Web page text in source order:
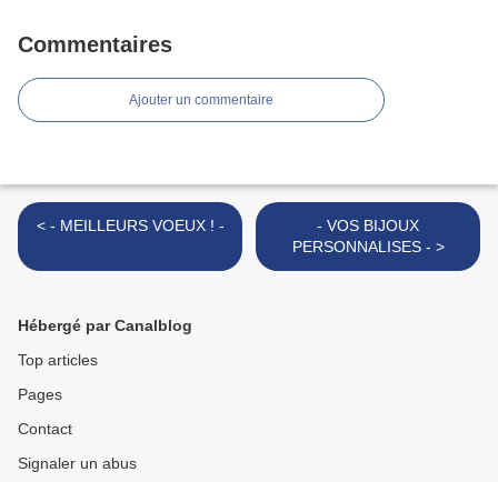
Commentaires
Ajouter un commentaire
< - MEILLEURS VOEUX ! -
- VOS BIJOUX
PERSONNALISES - >
Hébergé par Canalblog
Top articles
Pages
Contact
Signaler un abus